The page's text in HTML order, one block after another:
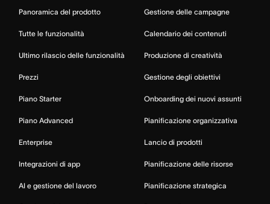
Panoramica del prodotto
Tutte le funzionalità
Ultimo rilascio delle funzionalità
Prezzi
Piano Starter
Piano Advanced
Enterprise
Integrazioni di app
AI e gestione del lavoro
Gestione delle campagne
Calendario dei contenuti
Produzione di creatività
Gestione degli obiettivi
Onboarding dei nuovi assunti
Pianificazione organizzativa
Lancio di prodotti
Pianificazione delle risorse
Pianificazione strategica